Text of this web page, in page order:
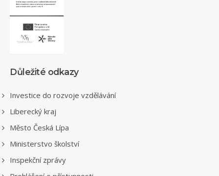
Důležité odkazy
Investice do rozvoje vzdělávání
Liberecký kraj
Město Česká Lípa
Ministerstvo školství
Inspekční zprávy